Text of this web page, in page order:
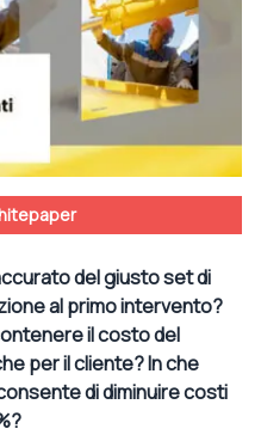
del giusto set di
al primo intervento?
il costo del
per il cliente? In che
di diminuire costi